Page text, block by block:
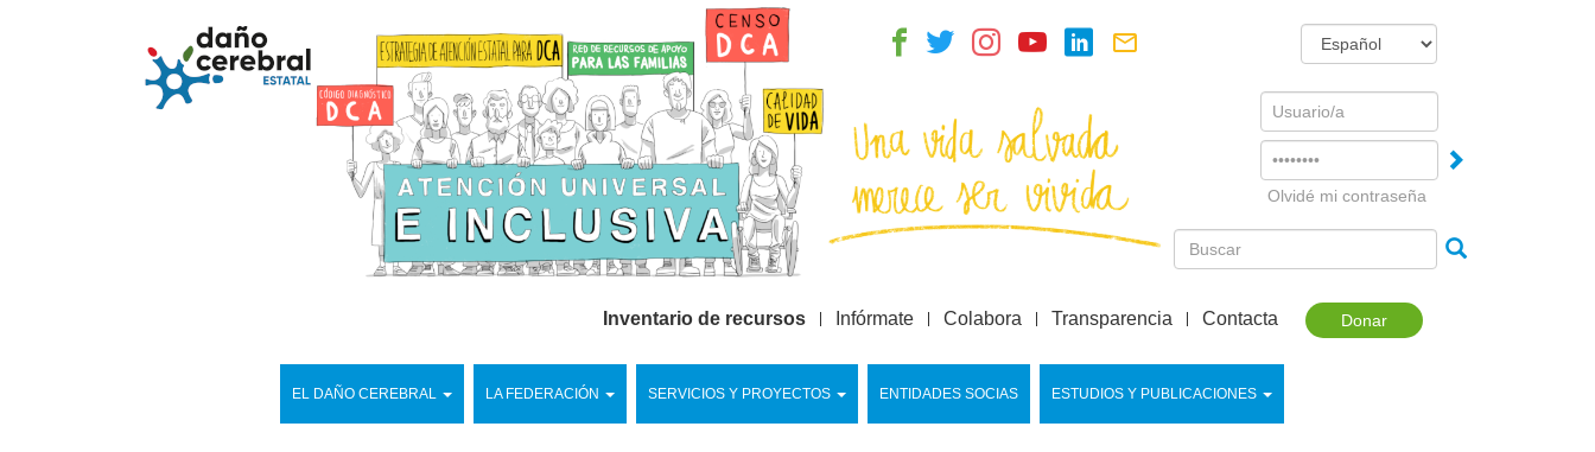
Username
Olvidé mi contraseña
Donar
EL DAÑO CEREBRAL LA FEDERACIÓN SERVICIOS Y PROYECTOS ENTIDADES SOCIAS ESTUDIOS Y PUBLICACIONES
Inventario de recursos Infórmate Colabora Transparencia Contacta